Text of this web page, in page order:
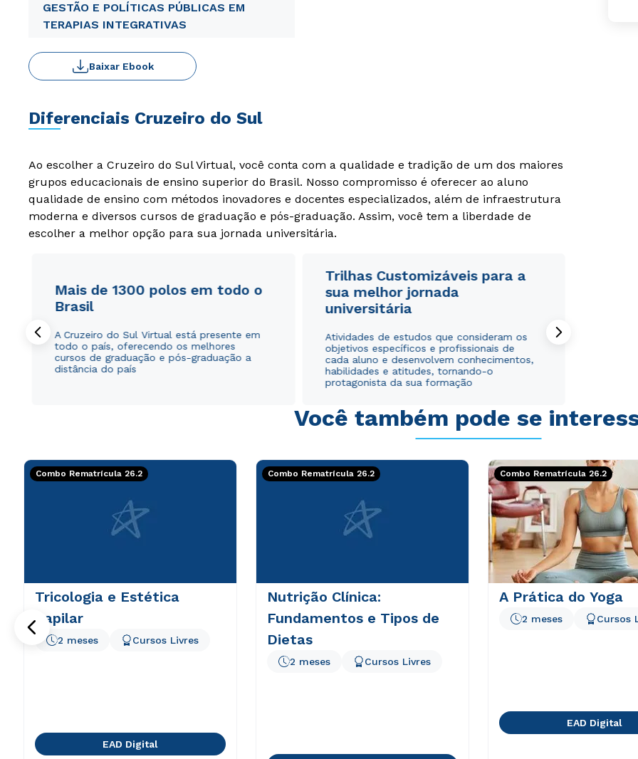
GESTÃO E POLÍTICAS PÚBLICAS EM
TERAPIAS INTEGRATIVAS
Baixar Ebook
Diferenciais Cruzeiro do Sul
Ao escolher a Cruzeiro do Sul Virtual, você conta com a qualidade e tradição de um dos maiores
grupos educacionais de ensino superior do Brasil. Nosso compromisso é oferecer ao aluno
qualidade de ensino com métodos inovadores e docentes especializados, além de infraestrutura
moderna e diversos cursos de graduação e pós-graduação. Assim, você tem a liberdade de
escolher a melhor opção para sua jornada universitária.
Mais de 1300 polos em todo o
Brasil
A Cruzeiro do Sul Virtual está presente em
todo o país, oferecendo os melhores
cursos de graduação e pós-graduação a
distância do país
Trilhas Customizáveis para a
sua melhor jornada
universitária
Atividades de estudos que consideram os
objetivos específicos e profissionais de
cada aluno e desenvolvem conhecimentos,
habilidades e atitudes, tornando-o
protagonista da sua formação
Você também pode se
Combo Rematrícula 26.2
Tricologia e Estética
Capilar
2 meses Cursos Livres
EAD Digital
Combo Rematrícula 26.2
Nutrição Clínica:
Fundamentos e Tipos de
Dietas
2 meses Cursos Livres
Combo Rematrícula 26.2
A Prática do Yoga
2 meses Cursos
EAD Digital
Estou de acordo com aPolítica de Privacidade.
autorizo que meus dados sejam utilizados para o
Estou de acordo com aPolítica de Privacidade.
autorizo que meus dados sejam utilizados para o